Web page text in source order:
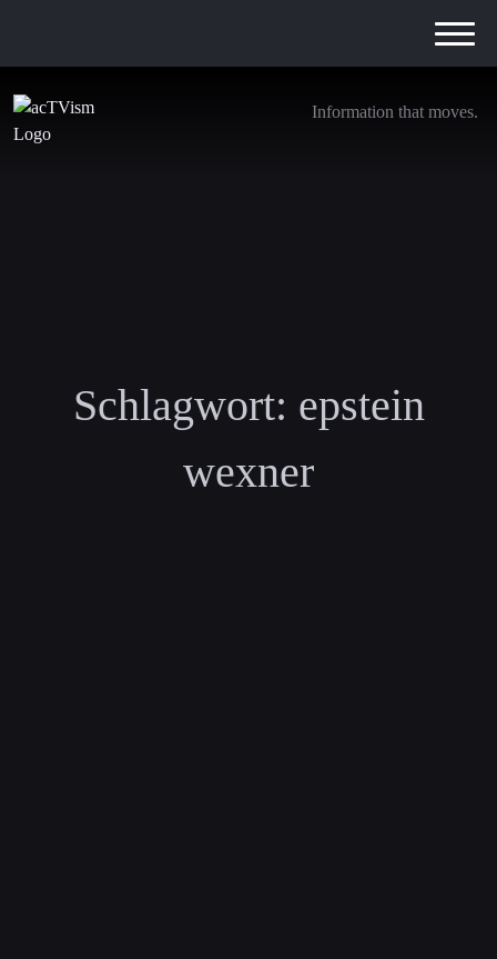
Information that moves.
Schlagwort: epstein
wexner